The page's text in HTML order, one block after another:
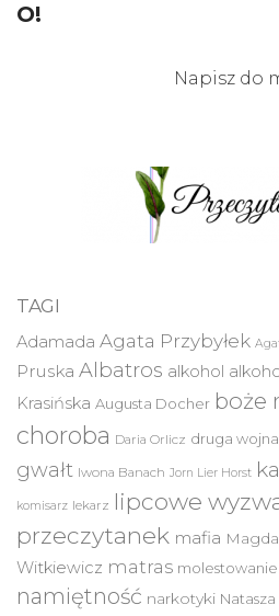
O!
Napisz do
TAGI
Adamada Agata Przybyłek
Pruska Albatros alkohol
Krasińska Augusta Docher boże
choroba Daria Orlicz druga
gwałt Iwona Banach Jorn Lier Horst
komisarz lekarz lipcowe
przeczytanek mafia
Witkiewicz matras molestowanie
namiętność narkotyki